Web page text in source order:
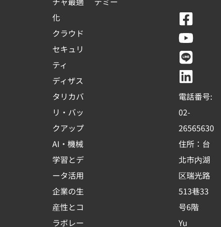
化
クラウド
セキュリ
ティ
ディザス
タリカバ
リ・バッ
クアップ
AI・機械
学習とデ
ータ活用
企業の生
産性とコ
ラボレー
F
a
c
e
b
o
o
k
-
s
q
u
a
r
Y
o
u
t
u
b
e
L
i
n
e
L
i
n
k
e
d
i
n
電話番号:
02-
26565630
住所：台
北市内湖
区瑞光路
513巷33
号6階
Yu